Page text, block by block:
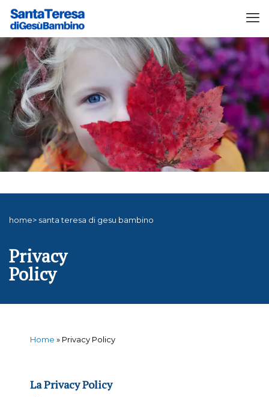
home> santa teresa di gesu bambino
Privacy
Policy
Home » Privacy Policy
La Privacy Policy